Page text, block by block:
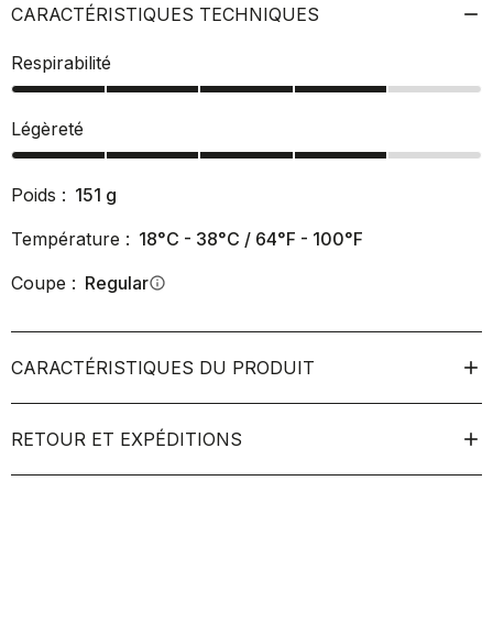
CARACTÉRISTIQUES TECHNIQUES
Respirabilité
Légèreté
Poids : 151 g
Température : 18°C - 38°C / 64°F - 100°F
Coupe : Regularinfo
CARACTÉRISTIQUES DU PRODUIT
RETOUR ET EXPÉDITIONS